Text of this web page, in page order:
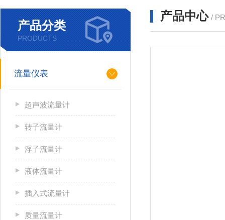
产品分类
PRODUCTS
流量仪表
超声波流量计
转子流量计
浮子流量计
液体流量计
插入式流量计
质量流量计
产品中心 /